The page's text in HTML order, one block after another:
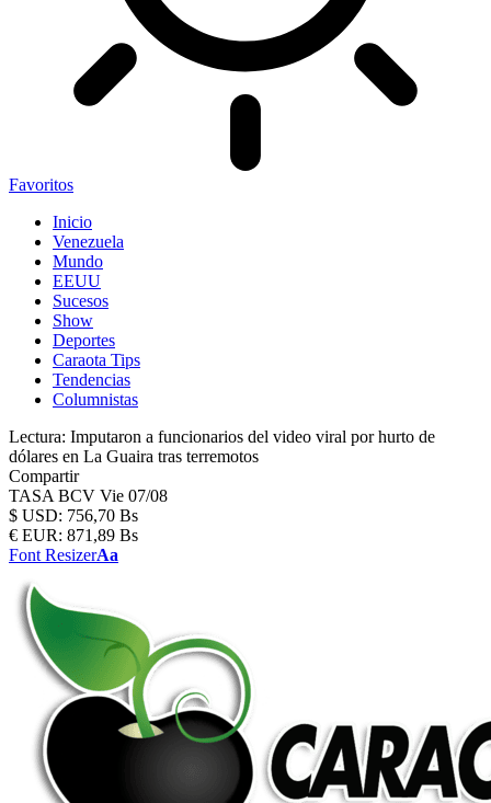
Favoritos
Inicio
Venezuela
Mundo
EEUU
Sucesos
Show
Deportes
Caraota Tips
Tendencias
Columnistas
Lectura: Imputaron a funcionarios del video viral por hurto de
dólares en La Guaira tras terremotos
Compartir
TASA BCV Vie 07/08
$ USD: 756,70 Bs
€ EUR: 871,89 Bs
Font ResizerAa